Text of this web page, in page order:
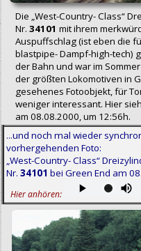
Die „West-Country- Class“
Nr. 34101 mit ihrem
Auspuffschlag (ist eben die
blastpipe- Dampf-high-tech)
der Bahn und war im
der größten Lokomotiven in
gesehenes Fotoobjekt, für
weniger interessant. Hier
am 08.08.2000, um 12:56h.
...und noch mal wieder
vorhergehenden Foto:
„West-Country- Class“
Nr.34101 bei Green End am
Hier anhören: